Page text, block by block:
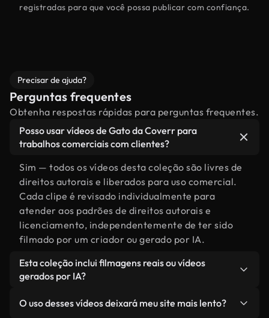
registradas para que você possa publicar com confiança.
Precisar de ajuda?
Perguntas frequentes
Obtenha respostas rápidas para perguntas frequentes.
Posso usar vídeos de Gato da Coverr para
trabalhos comerciais com clientes?
Sim — todos os vídeos desta coleção são livres de
direitos autorais e liberados para uso comercial.
Cada clipe é revisado individualmente para
atender aos padrões de direitos autorais e
licenciamento, independentemente de ter sido
filmado por um criador ou gerado por IA.
Esta coleção inclui filmagens reais ou vídeos
gerados por IA?
por filmagens reais, feitas por humanos,
O uso desses vídeos deixará meu site mais lento?